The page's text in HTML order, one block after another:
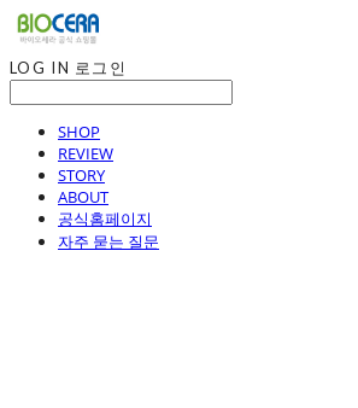
LOG IN 로그인
SHOP
REVIEW
STORY
ABOUT
공식홈페이지
자주 묻는 질문